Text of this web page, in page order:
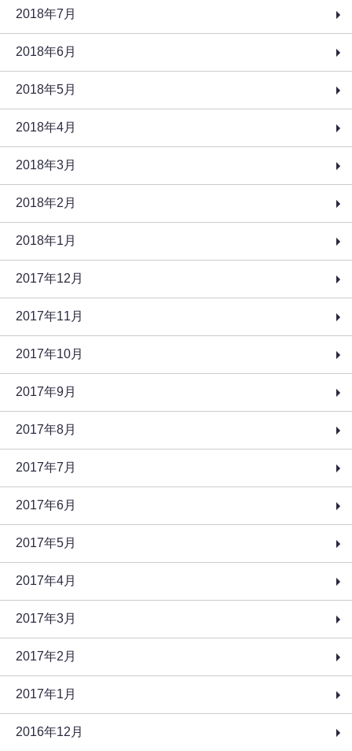
2018年7月
2018年6月
2018年5月
2018年4月
2018年3月
2018年2月
2018年1月
2017年12月
2017年11月
2017年10月
2017年9月
2017年8月
2017年7月
2017年6月
2017年5月
2017年4月
2017年3月
2017年2月
2017年1月
2016年12月